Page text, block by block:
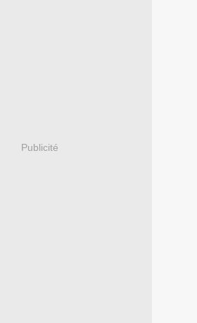
Publicité